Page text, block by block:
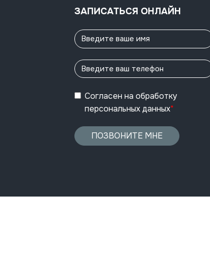
ЗАПИСАТЬСЯ ОНЛАЙН
Согласен на обработку
персональных данных*
ПОЗВОНИТЕ МНЕ